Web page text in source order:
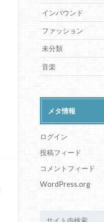
インバウンド
ファッション
未分類
音楽
メタ情報
ログイン
投稿フィード
コメントフィード
WordPress.org